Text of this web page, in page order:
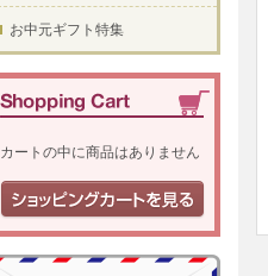
お中元ギフト特集
カートの中に商品はありません